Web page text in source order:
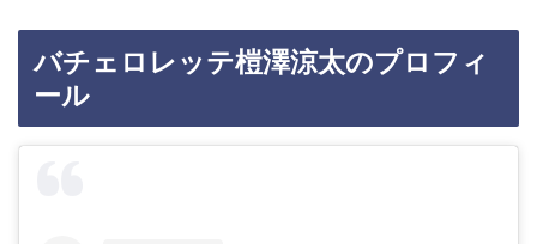
バチェロレッテ榿澤涼太のプロフィ
ール